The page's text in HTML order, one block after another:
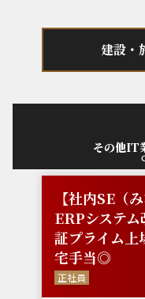
建設・
その他IT
【社内SE（
ERPシステ
証プライム上
宅手当◎
正社員